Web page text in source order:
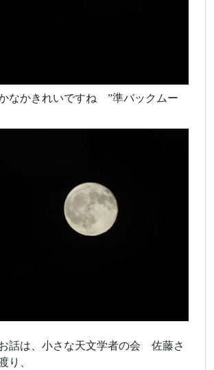
かきれいですね ”準バックムー
話は、小さな天文学者の会 佐藤さ
り、